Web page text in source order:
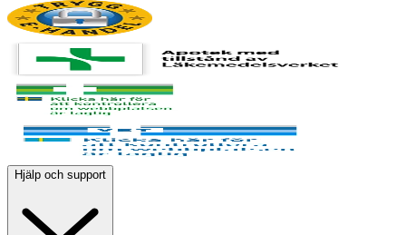
Hjälp och support